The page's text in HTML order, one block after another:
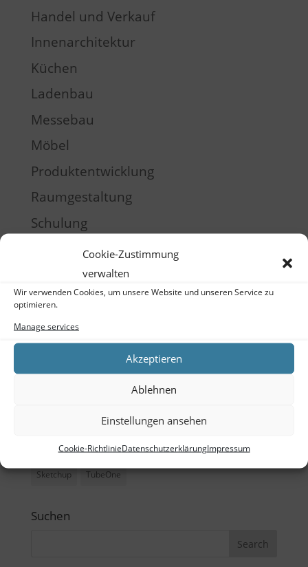
Cookie-Zustimmung
verwalten
Wir verwenden Cookies, um unsere Website und unseren Service zu
optimieren.
Manage services
Akzeptieren
Ablehnen
Einstellungen ansehen
Cookie-RichtlinieDatenschutzerklärungImpressum
Handel und Verkauf
Innenarchitektur
Küchen
Ladenbau
Messebau
Möbel
Produktentwicklung
Raumgestaltung
Schulung
Log in
Entries feed
Comments feed
CAD Ladenbau Outdoor Schreibtisch
Sketchup TubeOne
Suchen